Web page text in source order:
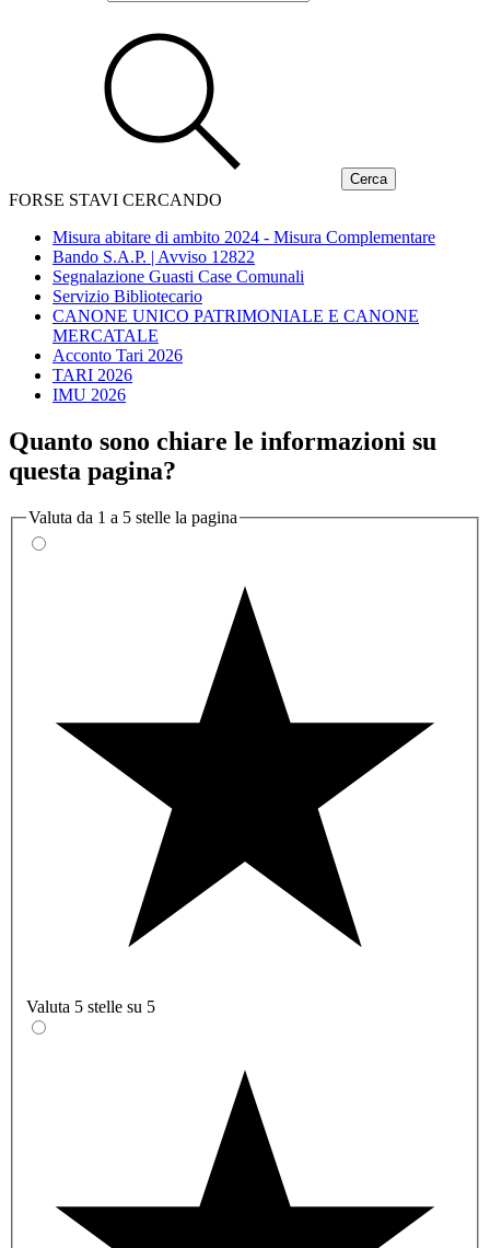
FORSE STAVI CERCANDO
Misura abitare di ambito 2024 - Misura Complementare
Bando S.A.P. | Avviso 12822
Segnalazione Guasti Case Comunali
Servizio Bibliotecario
CANONE UNICO PATRIMONIALE E CANONE
MERCATALE
Acconto Tari 2026
TARI 2026
IMU 2026
Quanto sono chiare le informazioni su
questa pagina?
Valuta da 1 a 5 stelle la pagina
Valuta 5 stelle su 5